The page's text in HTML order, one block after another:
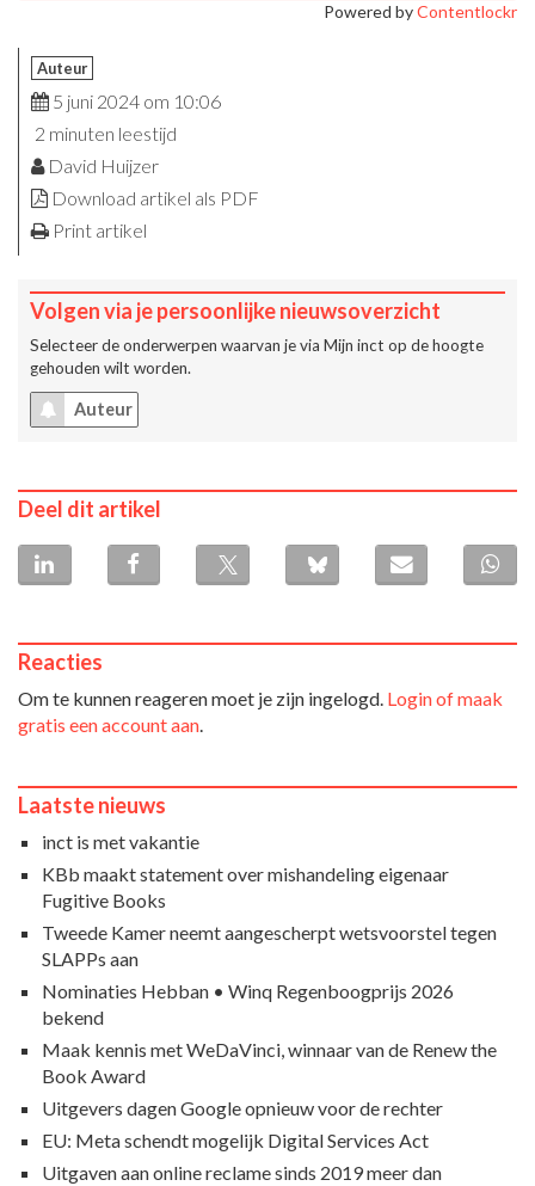
Powered byContentlockr
Auteur
5 juni 2024 om 10:06
2 minuten leestijd
David Huijzer
Download artikel als PDF
Print artikel
Volgen via je persoonlijke nieuwsoverzicht
Selecteer de onderwerpen waarvan je via Mijn inct op de hoogte
gehouden wilt worden.
Auteur
Deel dit artikel
Reacties
Om te kunnen reageren moet je zijn ingelogd. Login of maak
gratis een account aan.
Laatste nieuws
inct is met vakantie
KBb maakt statement over mishandeling eigenaar
Fugitive Books
Tweede Kamer neemt aangescherpt wetsvoorstel tegen
SLAPPs aan
Nominaties Hebban • Winq Regenboogprijs 2026
bekend
Maak kennis met WeDaVinci, winnaar van de Renew the
Book Award
Uitgevers dagen Google opnieuw voor de rechter
EU: Meta schendt mogelijk Digital Services Act
Uitgaven aan online reclame sinds 2019 meer dan